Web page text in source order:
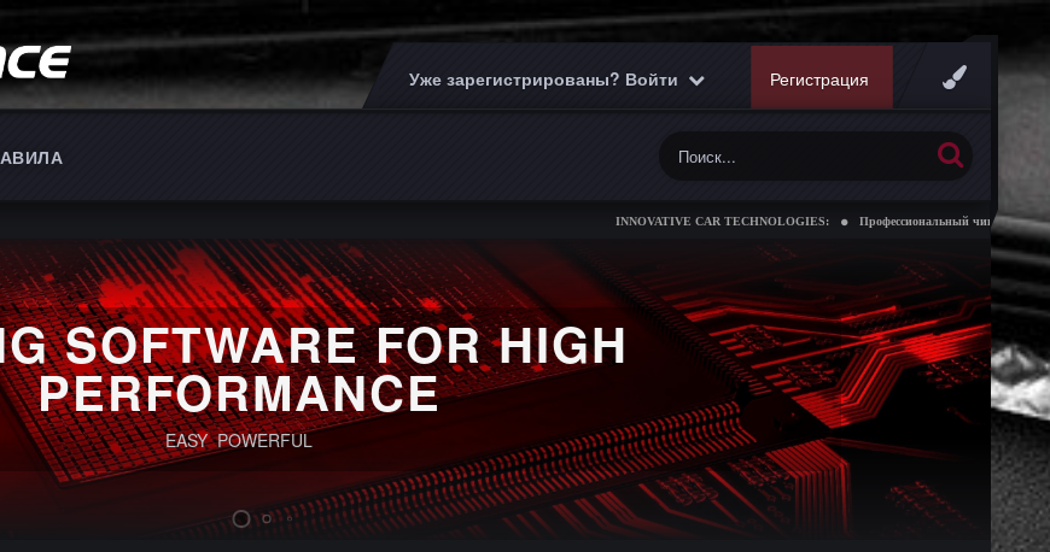
Уже зарегистрированы? Войти Регистрация
INNOVATIVE CAR TECHNOLOGIES: Профессиональный чип тюнинг
SOFTWARE FOR HIGH
PERFORMANCE
EASY POWERFUL